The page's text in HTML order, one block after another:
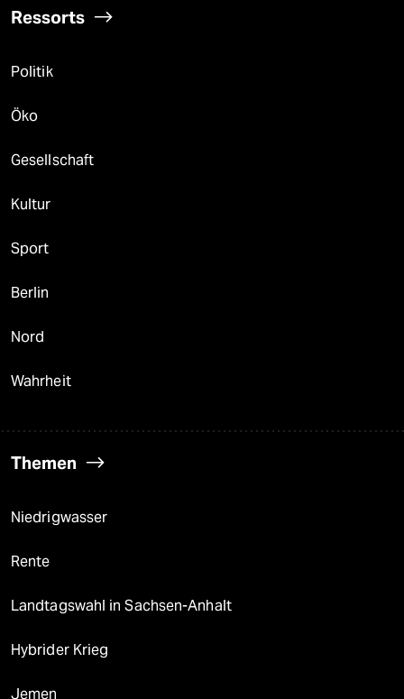
Ressorts
Politik
Öko
Gesellschaft
Kultur
Sport
Berlin
Nord
Wahrheit
Themen
Niedrigwasser
Rente
Landtagswahl in Sachsen-Anhalt
Hybrider Krieg
Jemen